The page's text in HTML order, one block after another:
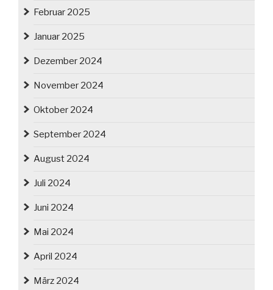
Februar 2025
Januar 2025
Dezember 2024
November 2024
Oktober 2024
September 2024
August 2024
Juli 2024
Juni 2024
Mai 2024
April 2024
März 2024